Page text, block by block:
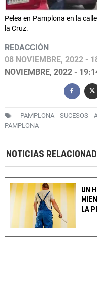
Pelea en Pamplona en la
la Cruz.
REDACCIÓN
08 NOVIEMBRE, 2022 -
NOVIEMBRE, 2022 -
PAMPLONA SUCESOS
PAMPLONA
NOTICIAS
UN
LA